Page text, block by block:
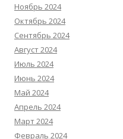
Ноябрь 2024
Октябрь 2024
Сентябрь 2024
Август 2024
Июль 2024
Июнь 2024
Май 2024
Апрель 2024
Март 2024
Февраль 2024